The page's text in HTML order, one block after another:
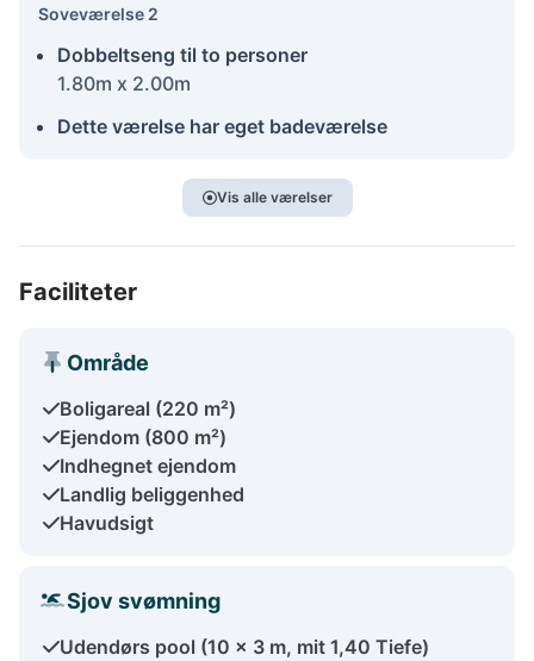
Soveværelse 2
Dobbeltseng til to personer
1.80m x 2.00m
Dette værelse har eget badeværelse
Vis alle værelser
Faciliteter
Område
Boligareal (220 m²)
Ejendom (800 m²)
Indhegnet ejendom
Landlig beliggenhed
Havudsigt
Sjov svømning
Udendørs pool (10 x 3 m, mit 1,40 Tiefe)